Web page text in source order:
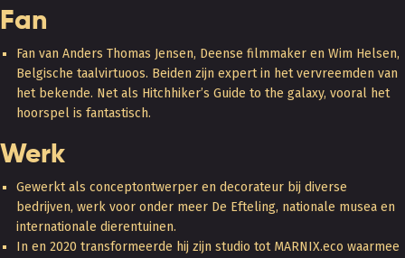
Fan
Fan van Anders Thomas Jensen, Deense filmmaker en Wim Helsen,
Belgische taalvirtuoos. Beiden zijn expert in het vervreemden van
het bekende. Net als Hitchhiker’s Guide to the galaxy, vooral het
hoorspel is fantastisch.
Werk
Gewerkt als conceptontwerper en decorateur bij diverse
bedrijven, werk voor onder meer De Efteling, nationale musea en
internationale dierentuinen.
In en 2020 transformeerde hij zijn studio tot MARNIX.eco waarmee